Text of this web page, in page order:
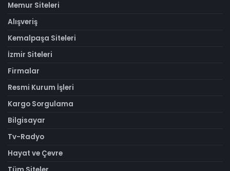
Memur Siteleri
Alışveriş
Kemalpaşa Siteleri
İzmir Siteleri
Firmalar
Resmi Kurum İşleri
Kargo Sorgulama
Bilgisayar
Tv-Radyo
Hayat ve Çevre